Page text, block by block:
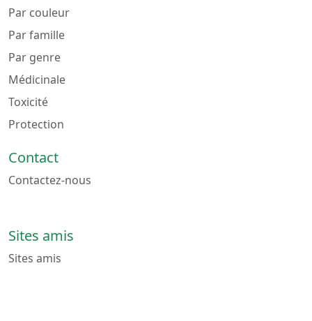
Par couleur
Par famille
Par genre
Médicinale
Toxicité
Protection
Contact
Contactez-nous
Sites amis
Sites amis